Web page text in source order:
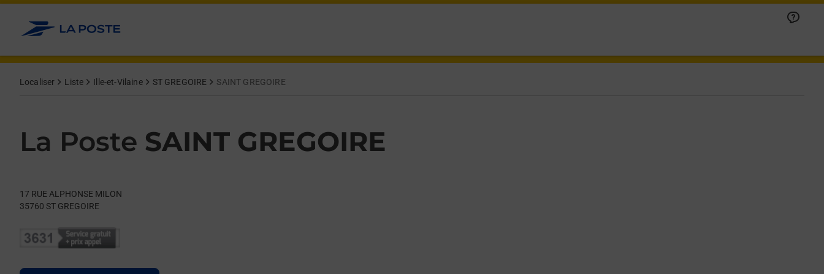
Allez au contenu
Localiser Liste Ille-et-Vilaine ST GREGOIRE SAINT GREGOIRE
La Poste SAINT GREGOIRE
17 RUE ALPHONSE MILON
35760 ST GREGOIRE
Day of the WeekHours
Get directions to La Poste at 17 RUE ALPHONSE MILON ST GREGOIRE,
lien s'ouvre dans un nouvel onglet